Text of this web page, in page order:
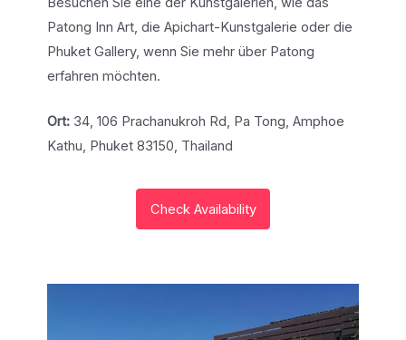
Patong Inn Art, die Apichart-Kunstgalerie oder die
Phuket Gallery, wenn Sie mehr über Patong
erfahren möchten.
Ort:34, 106 Prachanukroh Rd, Pa Tong, Amphoe
Kathu, Phuket 83150, Thailand
Check Availability